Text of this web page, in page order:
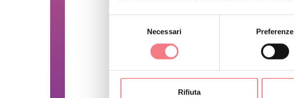
Necessari Preferenze
Rifiuta
CARATTERISTICHE